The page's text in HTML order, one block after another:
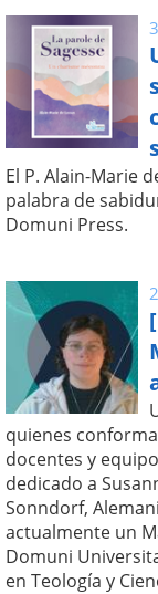
El P. Alain-Marie
palabra de
Domuni Press.
quienes
docentes y
dedicado a
Sonndorf,
actualmente un
Domuni
en Teología y